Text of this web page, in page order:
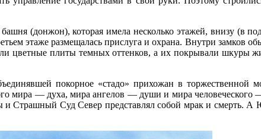
(донжон), которая имела несколько этажей, внизу (в
этаже размещалась прислуга и охрана. Внутри замков
цветные плиты темных оттенков, а их покрывали шкуры
покорное «стадо» прихожан в торжественной
мира — духа, мира ангелов — души и мира человеческого
Страшный Суд Север представлял собой мрак и смерть. А